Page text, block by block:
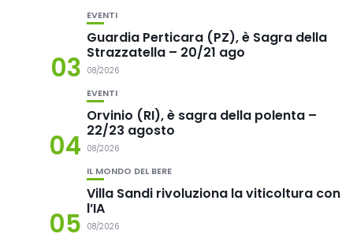
03
EVENTI
Guardia Perticara (PZ), è Sagra della
Strazzatella – 20/21 ago
08/2026
04
EVENTI
Orvinio (RI), è sagra della polenta –
22/23 agosto
08/2026
05
IL MONDO DEL BERE
Villa Sandi rivoluziona la viticoltura con
l’IA
08/2026